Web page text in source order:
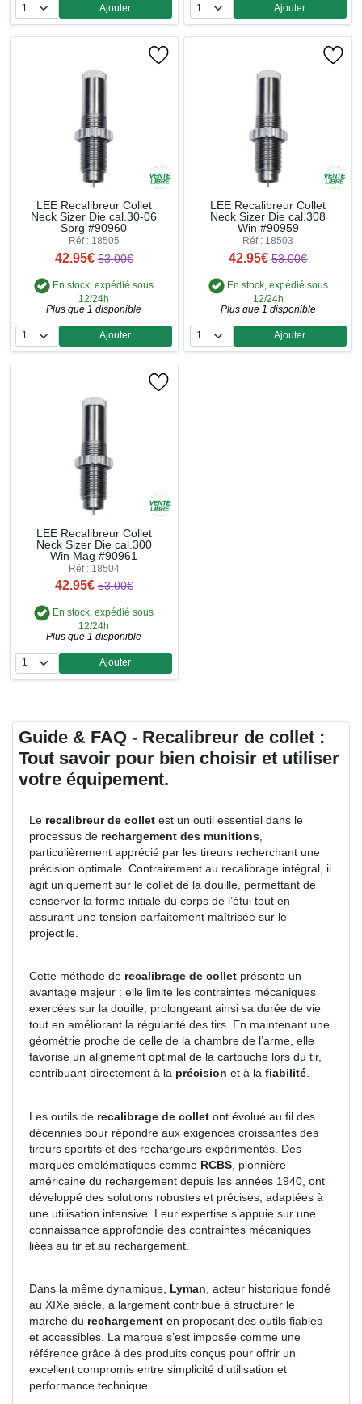
Quantité
Ajouter
Quantité
Ajouter
LEE Recalibreur Collet
Neck Sizer Die cal.30-06
Sprg #90960
Réf : 18505
42.95€ 53.00€
En stock, expédié sous
12/24h
Plus que 1 disponible
Quantité
Ajouter
LEE Recalibreur Collet
Neck Sizer Die cal.308
Win #90959
Réf : 18503
42.95€ 53.00€
En stock, expédié sous
12/24h
Plus que 1 disponible
Quantité
Ajouter
LEE Recalibreur Collet
Neck Sizer Die cal.300
Win Mag #90961
Réf : 18504
42.95€ 53.00€
En stock, expédié sous
12/24h
Plus que 1 disponible
Quantité
Ajouter
Guide & FAQ - Recalibreur de collet :
Tout savoir pour bien choisir et utiliser
votre équipement.
Le recalibreur de collet est un outil essentiel dans le
processus de rechargement des munitions
particulièrement apprécié par les tireurs recherchant une
précision optimale. Contrairement au recalibrage intégral, il
agit uniquement sur le collet de la douille, permettant de
conserver la forme initiale du corps de l’étui tout en
assurant une tension parfaitement maîtrisée sur le
projectile.
Cette méthode de recalibrage de collet présente un
avantage majeur : elle limite les contraintes mécaniques
exercées sur la douille, prolongeant ainsi sa durée de vie
tout en améliorant la régularité des tirs. En maintenant une
géométrie proche de celle de la chambre de l’arme, elle
favorise un alignement optimal de la cartouche lors du tir,
contribuant directement à la précision et à lafiabilité.
Les outils de recalibrage de collet ont évolué au fil des
décennies pour répondre aux exigences croissantes des
tireurs sportifs et des rechargeurs expérimentés. Des
marques emblématiques comme RCBS , pionnière
américaine du rechargement depuis les années 1940, ont
développé des solutions robustes et précises, adaptées à
une utilisation intensive. Leur expertise s’appuie sur une
connaissance approfondie des contraintes mécaniques
liées au tir et au rechargement.
Dans la même dynamique, Lyman, acteur historique fondé
au XIXe siècle, a largement contribué à structurer le
marché du rechargement en proposant des outils fiables
et accessibles. La marque s’est imposée comme une
référence grâce à des produits conçus pour offrir un
excellent compromis entre simplicité d’utilisation et
performance technique.